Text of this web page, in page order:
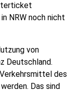
NRW noch nicht
von
Deutschland.
des
Das sind